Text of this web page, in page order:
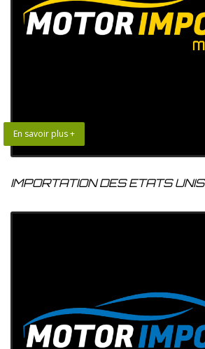
En savoir plus +
IMPORTATION DES ETATS UNIS